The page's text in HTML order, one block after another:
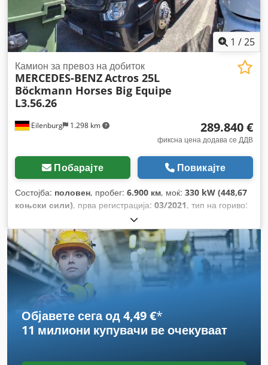
1 /25
Eilenburg 1.298 km
Камион за превоз на добиток
MERCEDES-BENZActros 25L
Böckmann Horses Big Equipe
L3.56.26
289.840 €
фиксна цена додава се ДДВ
Побарајте Повикајте
Состојба: половен, пробег: 6.900 км, моќ: 330 kW (448,67
коњски сили), прва регистрација: 03/2021, тип на гориво:
25.000 кг
3 оски, боја:сиво, тип на пренос:автоматски, емисиона
класа:Еуро 6, Опрема:ABS, грејач за паркирање,
електронска програма за стабилност (ESP), клима уред,
филтер за сажење
Објавете сега од 4,49 €*
11 милиони купувачи ве очекуваат